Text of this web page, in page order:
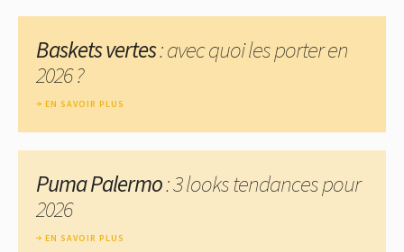
Baskets vertes: avec quoi les porter en
2026 ?
EN SAVOIR PLUS
Puma Palermo: 3 looks tendances pour
2026
EN SAVOIR PLUS